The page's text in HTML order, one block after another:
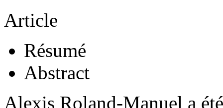
Article
Résumé
Abstract
Alexis Roland-Manuel a